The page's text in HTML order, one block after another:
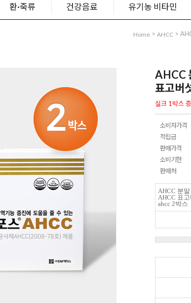
환·죽류 건강음료 유기농 비타민
Home > AHCC >
AHCC
표고버
실크 1박스
소비자가격
적립금
판매가격
소비기한
판매처
AHCC 분
AHCC 표
ahcc 2박스